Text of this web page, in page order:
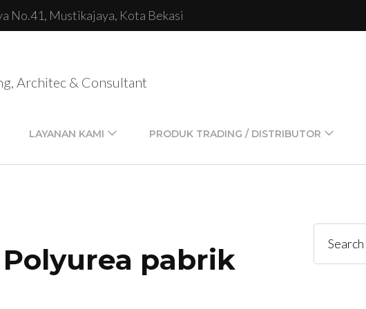
No.41, Mustikajaya, Kota Bekasi
Architec & Consultant
LAYANAN KAMI PRODUK TRADING / DISTRIBUTOR
pabrik
Search
for: